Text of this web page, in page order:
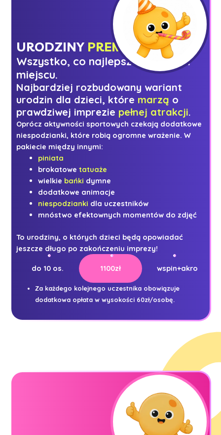
URODZINY PREMIUM
Wszystko, co najlepsze w jednym
miejscu.
Najbardziej rozbudowany wariant
urodzin dla dzieci, które marzą o
prawdziwej imprezie pełnej atrakcji.
Oprócz aktywności sportowych czekają dodatkowe
niespodzianki, które robią ogromne wrażenie. W
pakiecie między innymi:
piniata
brokatowe tatuaże
wielkie bańki dymne
dodatkowe animacje
niespodzianki dla uczestników
mnóstwo efektownych momentów do zdjęć
To urodziny, o których dzieci będą opowiadać
jeszcze długo po zakończeniu imprezy!
do 10 os. 1100zł wspin+akro
Za każdego kolejnego uczestnika obowiązuje
dodatkowa opłata w wysokości 60zł/osobę.